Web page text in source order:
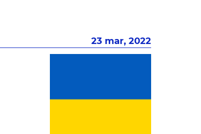
23 mar, 2022